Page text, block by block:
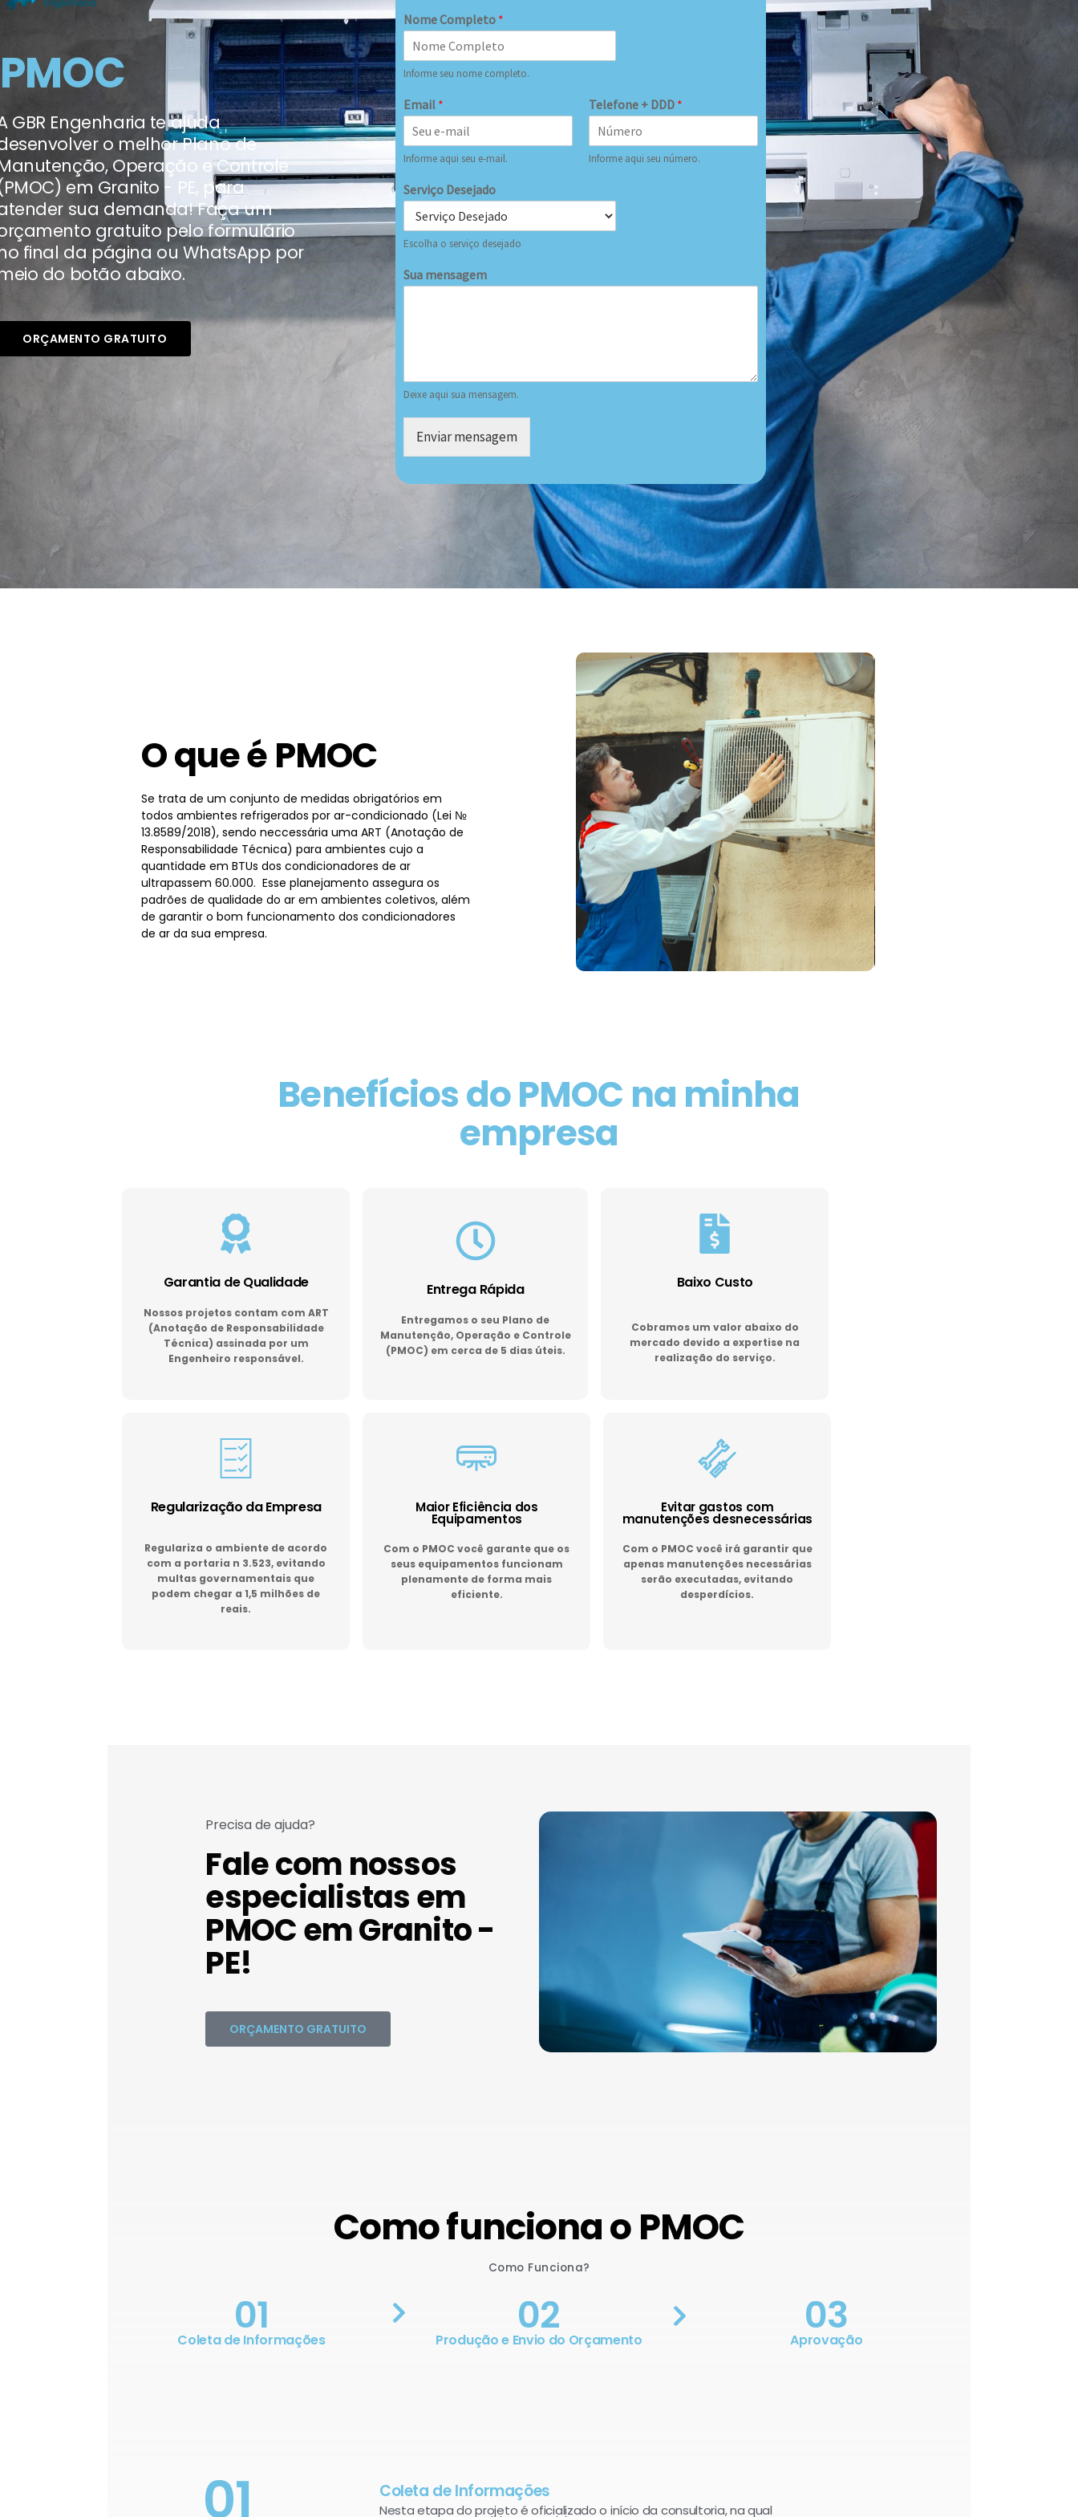
PMOC
GBR Engenharia te ajuda
o melhor Plano de
Operação e Controle
em Granito - PE, para
sua demanda! Faça um
gratuito pelo formulário
final da página ou WhatsApp por
do botão abaixo.
ORÇAMENTO GRATUITO
Nome Completo *
Informe seu nome completo.
Email *
Informe aqui seu e-mail.
Telefone + DDD *
Informe aqui seu número.
Serviço Desejado
Escolha o serviço desejado
Sua mensagem
Deixe aqui sua mensagem.
Enviar mensagem
O que é PMOC
Se trata de um conjunto de medidas obrigatórios em
todos ambientes refrigerados por ar-condicionado (Lei №
13.8589/2018), sendo neccessária uma ART (Anotação de
Responsabilidade Técnica) para ambientes cujo a
quantidade em BTUs dos condicionadores de ar
ultrapassem 60.000. Esse planejamento assegura os
padrões de qualidade do ar em ambientes coletivos, além
de garantir o bom funcionamento dos condicionadores
de ar da sua empresa.
Benefícios do PMOC na minha
empresa
Garantia de Qualidade
Nossos projetos contam com ART
(Anotação de Responsabilidade
Técnica) assinada por um
Engenheiro responsável.
Entrega Rápida
Entregamos o seu Plano de
Manutenção, Operação e Controle
(PMOC) em cerca de 5 dias úteis.
Baixo Custo
Cobramos um valor abaixo do
mercado devido a expertise na
realização do serviço.
Regularização da Empresa
Regulariza o ambiente de acordo
com a portaria n 3.523, evitando
multas governamentais que
podem chegar a 1,5 milhões de
reais.
Maior Eficiência dos
Equipamentos
Com o PMOC você garante que os
seus equipamentos funcionam
plenamente de forma mais
eficiente.
Evitar gastos com
manutenções desnecessárias
Com o PMOC você irá garantir que
apenas manutenções necessárias
serão executadas, evitando
desperdícios.
Precisa de ajuda?
Fale com nossos
especialistas em
PMOC em Granito -
PE!
ORÇAMENTO GRATUITO
Como funciona o PMOC
Como Funciona?
01
Coleta de Informações 02
Produção e Envio do Orçamento 03
Aprovação
01 Coleta de Informações
Nesta etapa do projeto é oficializado o início da consultoria, na qual